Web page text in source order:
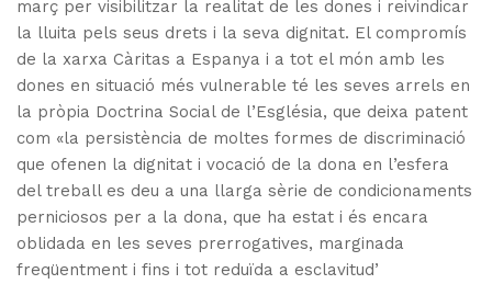
març per visibilitzar la realitat de les dones i reivindicar
la lluita pels seus drets i la seva dignitat. El compromís
de la xarxa Càritas a Espanya i a tot el món amb les
dones en situació més vulnerable té les seves arrels en
la pròpia Doctrina Social de l’Església, que deixa patent
com «la persistència de moltes formes de discriminació
que ofenen la dignitat i vocació de la dona en l’esfera
del treball es deu a una llarga sèrie de condicionaments
perniciosos per a la dona, que ha estat i és encara
oblidada en les seves prerrogatives, marginada
freqüentment i fins i tot reduïda a esclavitud’